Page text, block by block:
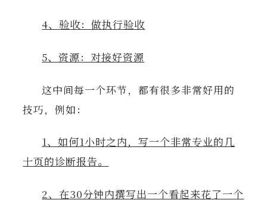
4、验收：做执行验收
5、资源：对接好资源
这中间每一个环节，都有很多非常好用的
技巧，例如：
1、如何1小时之内，写一个非常专业的几
十页的诊断报告。
2、在30分钟内撰写出一个看起来花了一个